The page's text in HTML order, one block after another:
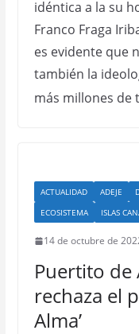
idéntica a la su
Franco Fraga
es evidente que
también la
más millones
ACTUALIDAD ADEJE
ECOSISTEMA
ISLAS
14 de octubre de
Puertito de
rechaza el
Alma’